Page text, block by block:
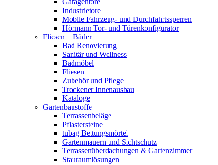
Industrietore
Mobile Fahrzeug- und Durchfahrtssperren
Hörmann Tor- und Türenkonfigurator
Fliesen + Bäder
Bad Renovierung
Sanitär und Wellness
Badmöbel
Fliesen
Zubehör und Pflege
Trockener Innenausbau
Kataloge
Gartenbaustoffe
Terrassenbeläge
Pflastersteine
tubag Bettungsmörtel
Gartenmauern und Sichtschutz
Terrassenüberdachungen & Gartenzimmer
Stauraumlösungen